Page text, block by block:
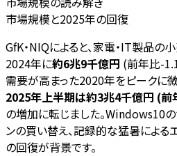
市場規模と2025年の回復
GfK・NIQによると、家電・IT製品の
2024年に約6兆9千億円 (前年比-
需要が高まった2020年をピークに
2025年上半期は約3兆4千億円 (
の増加に転じました。Windows10
ンの買い替え、記録的な猛暑による
の回復が背景です。